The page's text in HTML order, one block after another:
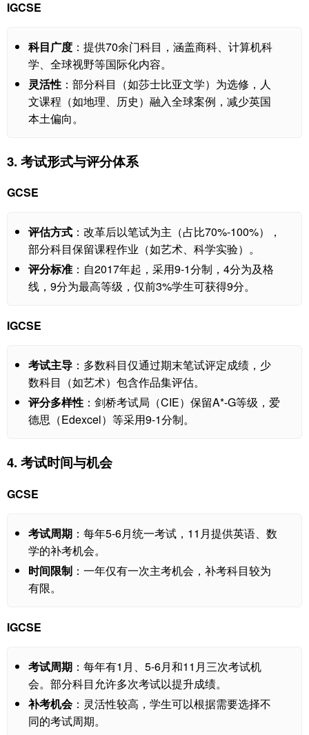
IGCSE
科目广度 ：提供70余门科目，涵盖商科、计算机科
学、全球视野等国际化内容。
灵活性 ：部分科目（如莎士比亚文学）为选修，人
文课程（如地理、历史）融入全球案例，减少英国
本土偏向。
3. 考试形式与评分体系
GCSE
评估方式 ：改革后以笔试为主（占比70%-100%），
部分科目保留课程作业（如艺术、科学实验）。
评分标准 ：自2017年起，采用9-1分制，4分为及格
线，9分为最高等级，仅前3%学生可获得9分。
IGCSE
考试主导 ：多数科目仅通过期末笔试评定成绩，少
数科目（如艺术）包含作品集评估。
评分多样性 ：剑桥考试局（CIE）保留A*-G等级，爱
德思（Edexcel）等采用9-1分制。
4. 考试时间与机会
GCSE
考试周期 ：每年5-6月统一考试，11月提供英语、数
学的补考机会。
时间限制 ：一年仅有一次主考机会，补考科目较为
有限。
IGCSE
考试周期 ：每年有1月、5-6月和11月三次考试机
会。部分科目允许多次考试以提升成绩。
补考机会：灵活性较高，学生可以根据需要选择不
同的考试周期。